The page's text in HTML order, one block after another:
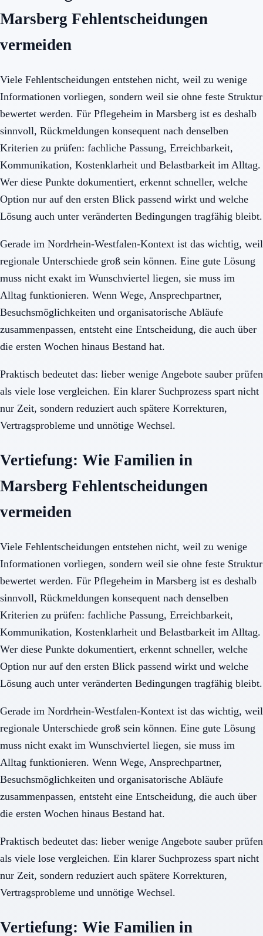
Marsberg Fehlentscheidungen
vermeiden
Viele Fehlentscheidungen entstehen nicht, weil zu wenige
Informationen vorliegen, sondern weil sie ohne feste Struktur
bewertet werden. Für Pflegeheim in Marsberg ist es deshalb
sinnvoll, Rückmeldungen konsequent nach denselben
Kriterien zu prüfen: fachliche Passung, Erreichbarkeit,
Kommunikation, Kostenklarheit und Belastbarkeit im Alltag.
Wer diese Punkte dokumentiert, erkennt schneller, welche
Option nur auf den ersten Blick passend wirkt und welche
Lösung auch unter veränderten Bedingungen tragfähig bleibt.
Gerade im Nordrhein-Westfalen-Kontext ist das wichtig, weil
regionale Unterschiede groß sein können. Eine gute Lösung
muss nicht exakt im Wunschviertel liegen, sie muss im
Alltag funktionieren. Wenn Wege, Ansprechpartner,
Besuchsmöglichkeiten und organisatorische Abläufe
zusammenpassen, entsteht eine Entscheidung, die auch über
die ersten Wochen hinaus Bestand hat.
Praktisch bedeutet das: lieber wenige Angebote sauber prüfen
als viele lose vergleichen. Ein klarer Suchprozess spart nicht
nur Zeit, sondern reduziert auch spätere Korrekturen,
Vertragsprobleme und unnötige Wechsel.
Vertiefung: Wie Familien in
Marsberg Fehlentscheidungen
vermeiden
Viele Fehlentscheidungen entstehen nicht, weil zu wenige
Informationen vorliegen, sondern weil sie ohne feste Struktur
bewertet werden. Für Pflegeheim in Marsberg ist es deshalb
sinnvoll, Rückmeldungen konsequent nach denselben
Kriterien zu prüfen: fachliche Passung, Erreichbarkeit,
Kommunikation, Kostenklarheit und Belastbarkeit im Alltag.
Wer diese Punkte dokumentiert, erkennt schneller, welche
Option nur auf den ersten Blick passend wirkt und welche
Lösung auch unter veränderten Bedingungen tragfähig bleibt.
Gerade im Nordrhein-Westfalen-Kontext ist das wichtig, weil
regionale Unterschiede groß sein können. Eine gute Lösung
muss nicht exakt im Wunschviertel liegen, sie muss im
Alltag funktionieren. Wenn Wege, Ansprechpartner,
Besuchsmöglichkeiten und organisatorische Abläufe
zusammenpassen, entsteht eine Entscheidung, die auch über
die ersten Wochen hinaus Bestand hat.
Praktisch bedeutet das: lieber wenige Angebote sauber prüfen
als viele lose vergleichen. Ein klarer Suchprozess spart nicht
nur Zeit, sondern reduziert auch spätere Korrekturen,
Vertragsprobleme und unnötige Wechsel.
Vertiefung: Wie Familien in